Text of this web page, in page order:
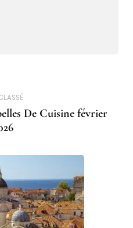
De Cuisine février